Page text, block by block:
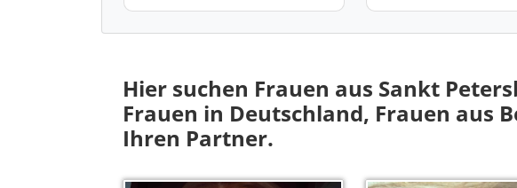
Hier suchen Frauen aus Sankt
Frauen in Deutschland, Frauen aus
Ihren Partner.